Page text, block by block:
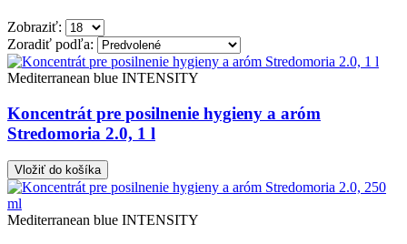
Zobraziť:
Zoradiť podľa:
Mediterranean blue INTENSITY
Koncentrát pre posilnenie hygieny a aróm
Stredomoria 2.0, 1 l
Vložiť do košíka
Mediterranean blue INTENSITY